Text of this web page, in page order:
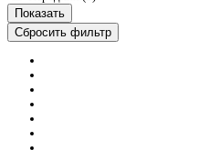
Сбросить фильтр